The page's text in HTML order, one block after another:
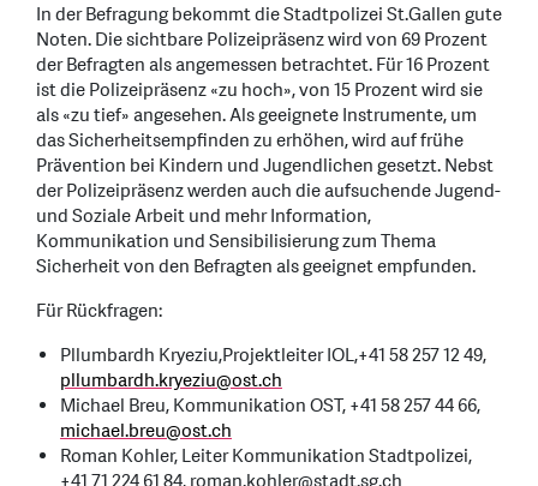
In der Befragung bekommt die Stadtpolizei St.Gallen gute
Noten. Die sichtbare Polizeipräsenz wird von 69 Prozent
der Befragten als angemessen betrachtet. Für 16 Prozent
ist die Polizeipräsenz «zu hoch», von 15 Prozent wird sie
als «zu tief» angesehen. Als geeignete Instrumente, um
das Sicherheitsempfinden zu erhöhen, wird auf frühe
Prävention bei Kindern und Jugendlichen gesetzt. Nebst
der Polizeipräsenz werden auch die aufsuchende Jugend-
und Soziale Arbeit und mehr Information,
Kommunikation und Sensibilisierung zum Thema
Sicherheit von den Befragten als geeignet empfunden.
Für Rückfragen:
Pllumbardh Kryeziu,Projektleiter IOL,+41 58 257 12 49,
pllumbardh.kryeziu@ost.ch
Michael Breu, Kommunikation OST, +41 58 257 44 66,
michael.breu@ost.ch
Roman Kohler, Leiter Kommunikation Stadtpolizei,